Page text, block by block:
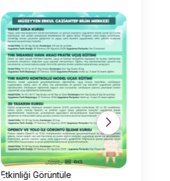
Etkinliği Görüntüle